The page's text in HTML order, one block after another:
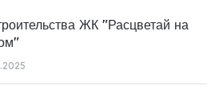
ЖК "Расцветай на